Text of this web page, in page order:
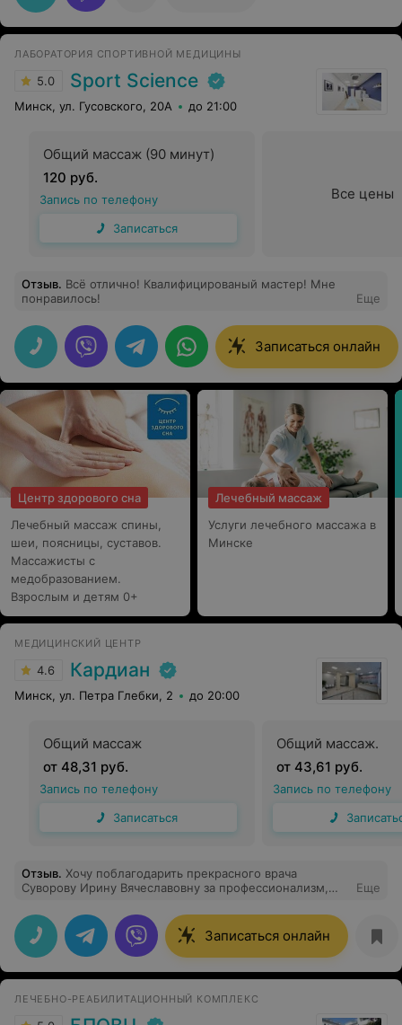
ЛАБОРАТОРИЯ СПОРТИВНОЙ МЕДИЦИНЫ
5.0 Sport Science
Минск, ул. Гусовского, 20А до 21:00
Общий массаж (90 минут)
120 руб.
Запись по телефону
Записаться
Все цены
Отзыв. Всё отлично! Квалифицированый мастер! Мне
понравилось!
Еще
Записаться онлайн
Центр здорового сна
Лечебный массаж спины,
шеи, поясницы, суставов.
Массажисты с
медобразованием.
Взрослым и детям 0+
Лечебный массаж
Услуги лечебного массажа в
Минске
МЕДИЦИНСКИЙ ЦЕНТР
4.6 Кардиан
Минск, ул. Петра Глебки, 2 до 20:00
Общий массаж
от 48,31 руб.
Запись по телефону
Записаться
Общий массаж.
от 43,61 руб.
Запись по телефону
Отзыв. Хочу поблагодарить прекрасного врача
Суворову Ирину Вячеславовну за профессионализм,
Внимательно всё посмотрела, ответила на волнующие
вопросы. Очень рада, что попала к такому
специалисту! Центру желаю процветания, а
специалистам и персоналу- здоровья! Теперь на узи
только к вам!
Еще
Записаться онлайн
ЛЕЧЕБНО-РЕАБИЛИТАЦИОННЫЙ КОМПЛЕКС